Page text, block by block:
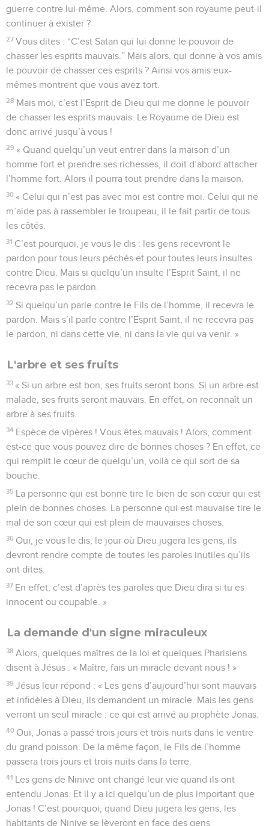
guerre contre lui-même. Alors, comment son royaume peut-il
continuer à exister ?
27 Vous dites : “C’est Satan qui lui donne le pouvoir de
chasser les esprits mauvais.” Mais alors, qui donne à vos amis
le pouvoir de chasser ces esprits ? Ainsi vos amis eux-
mêmes montrent que vous avez tort.
28 Mais moi, c’est l’Esprit de Dieu qui me donne le pouvoir
de chasser les esprits mauvais. Le Royaume de Dieu est
donc arrivé jusqu’à vous !
29 « Quand quelqu’un veut entrer dans la maison d’un
homme fort et prendre ses richesses, il doit d’abord attacher
l’homme fort. Alors il pourra tout prendre dans la maison.
30 « Celui qui n’est pas avec moi est contre moi. Celui qui ne
m’aide pas à rassembler le troupeau, il le fait partir de tous
les côtés.
31 C’est pourquoi, je vous le dis : les gens recevront le
pardon pour tous leurs péchés et pour toutes leurs insultes
contre Dieu. Mais si quelqu’un insulte l’Esprit Saint, il ne
recevra pas le pardon.
32 Si quelqu’un parle contre le Fils de l’homme, il recevra le
pardon. Mais s’il parle contre l’Esprit Saint, il ne recevra pas
le pardon, ni dans cette vie, ni dans la vie qui va venir. »
L'arbre et ses fruits
33 « Si un arbre est bon, ses fruits seront bons. Si un arbre est
malade, ses fruits seront mauvais. En effet, on reconnaît un
arbre à ses fruits.
34 Espèce de vipères ! Vous êtes mauvais ! Alors, comment
est-ce que vous pouvez dire de bonnes choses ? En effet, ce
qui remplit le cœur de quelqu’un, voilà ce qui sort de sa
bouche.
35 La personne qui est bonne tire le bien de son cœur qui est
plein de bonnes choses. La personne qui est mauvaise tire le
mal de son cœur qui est plein de mauvaises choses.
36 Oui, je vous le dis, le jour où Dieu jugera les gens, ils
devront rendre compte de toutes les paroles inutiles qu’ils
ont dites.
37 En effet, c’est d’après tes paroles que Dieu dira si tu es
innocent ou coupable. »
La demande d'un signe miraculeux
38 Alors, quelques maîtres de la loi et quelques Pharisiens
disent à Jésus : « Maître, fais un miracle devant nous ! »
39 Jésus leur répond : « Les gens d’aujourd’hui sont mauvais
et infidèles à Dieu, ils demandent un miracle. Mais les gens
verront un seul miracle : ce qui est arrivé au prophète Jonas.
40 Oui, Jonas a passé trois jours et trois nuits dans le ventre
du grand poisson. De la même façon, le Fils de l’homme
passera trois jours et trois nuits dans la terre.
41 Les gens de Ninive ont changé leur vie quand ils ont
entendu Jonas. Et il y a ici quelqu’un de plus important que
Jonas ! C’est pourquoi, quand Dieu jugera les gens, les
habitants de Ninive se lèveront en face des gens